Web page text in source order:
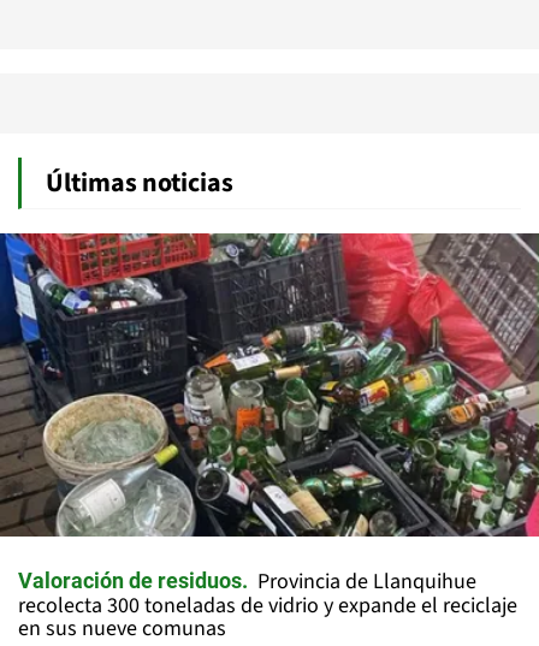
Últimas noticias
Valoración de residuos
Provincia de Llanquihue
recolecta 300 toneladas de vidrio y expande el reciclaje
en sus nueve comunas